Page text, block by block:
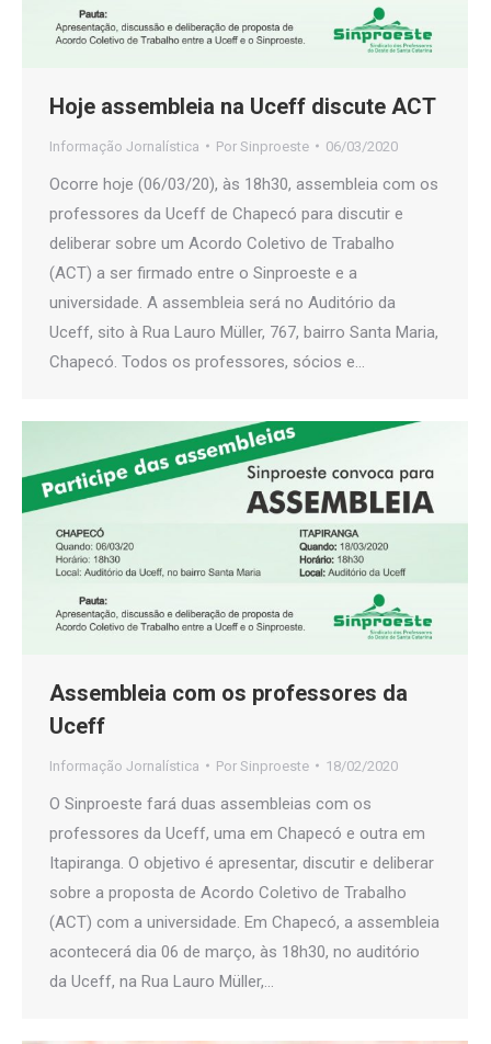
Hoje assembleia na Uceff discute ACT
Informação Jornalística Por Sinproeste 06/03/2020
Ocorre hoje (06/03/20), às 18h30, assembleia com os
professores da Uceff de Chapecó para discutir e
deliberar sobre um Acordo Coletivo de Trabalho
(ACT) a ser firmado entre o Sinproeste e a
universidade. A assembleia será no Auditório da
Uceff, sito à Rua Lauro Müller, 767, bairro Santa Maria,
Chapecó. Todos os professores, sócios e…
Assembleia com os professores da
Uceff
Informação Jornalística Por Sinproeste 18/02/2020
O Sinproeste fará duas assembleias com os
professores da Uceff, uma em Chapecó e outra em
Itapiranga. O objetivo é apresentar, discutir e deliberar
sobre a proposta de Acordo Coletivo de Trabalho
(ACT) com a universidade. Em Chapecó, a assembleia
acontecerá dia 06 de março, às 18h30, no auditório
da Uceff, na Rua Lauro Müller,…